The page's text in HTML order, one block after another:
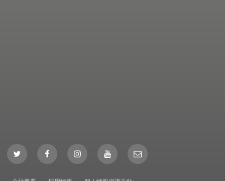
Twitter FacebookInstagramYouTubeMail